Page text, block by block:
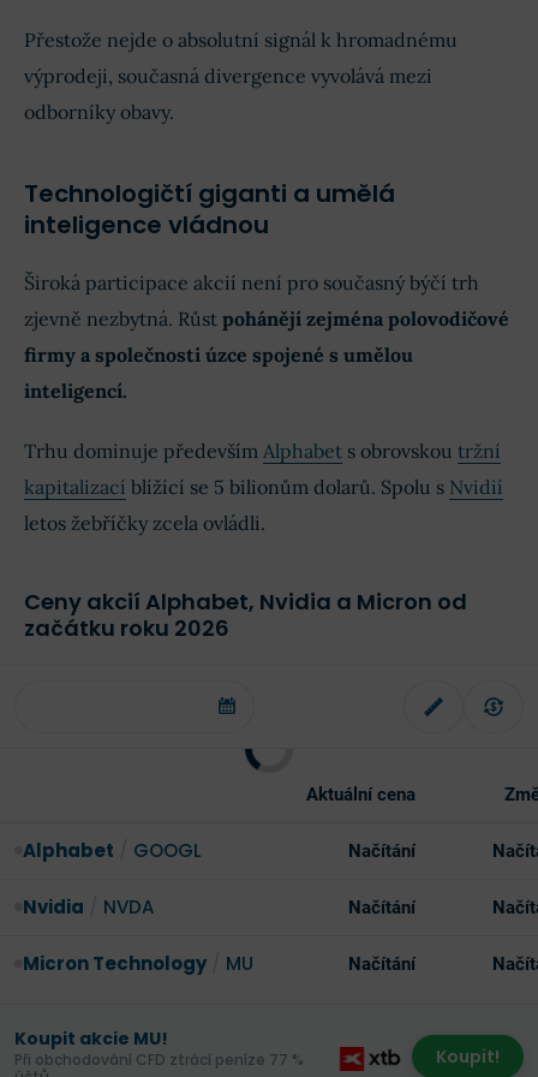
Přestože nejde o absolutní signál k hromadnému
výprodeji, současná divergence vyvolává mezi
odborníky obavy.
Technologičtí giganti a umělá
inteligence vládnou
Široká participace akcií není pro současný býčí trh
zjevně nezbytná. Růst pohánějí zejména polovodičové
firmy a společnosti úzce spojené s umělou
inteligencí.
Trhu dominuje především Alphabet s obrovskou tržní
kapitalizací blížící se 5 bilionům dolarů. Spolu s Nvidií
letos žebříčky zcela ovládli.
Ceny akcií Alphabet, Nvidia a Micron od
začátku roku 2026
Aktuální cena
Alphabet GOOGL Načítání
Nvidia NVDA Načítání
Micron Technology MU Načítání
Koupit akcie MU!
Při obchodování CFD ztrácí peníze 77 %
Koupit!